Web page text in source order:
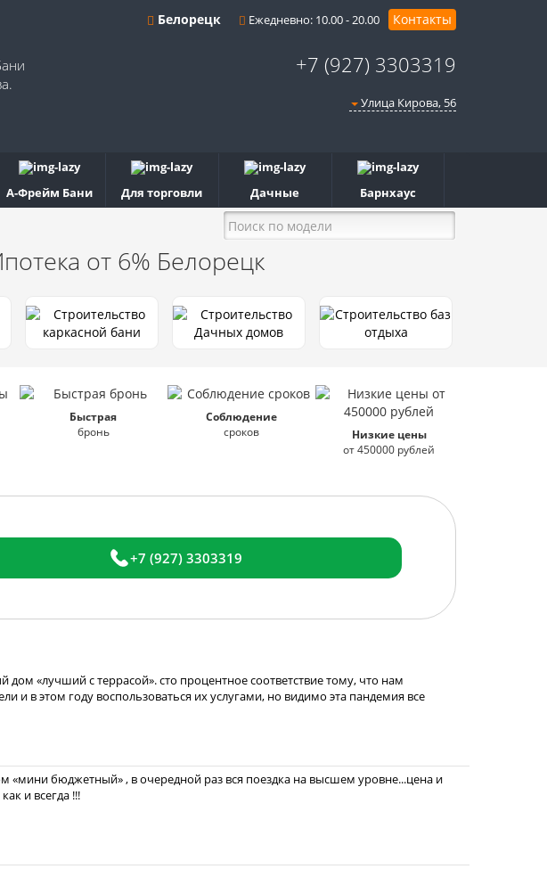
Белорецк Ежедневно: 10.00 - 20.00 Контакты
+7 (927) 3303319
Улица Кирова, 56
А-Фрейм Бани Для торговли Дачные Барнхаус
от 6% Белорецк
Быстрая
бронь
Соблюдение
сроков
Низкие цены
от 450000 рублей
+7 (927) 3303319
«лучший с террасой». сто процентное соответствие тому, что нам
и в этом году воспользоваться их услугами, но видимо эта пандемия все
«мини бюджетный» , в очередной раз вся поездка на высшем уровне...цена и
и всегда !!!